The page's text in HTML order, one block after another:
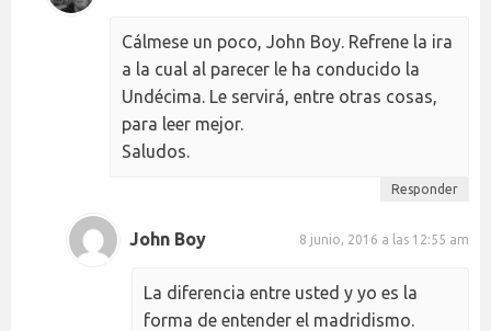
Cálmese un poco, John Boy. Refrene la ira
a la cual al parecer le ha conducido la
Undécima. Le servirá, entre otras cosas,
para leer mejor.
Saludos.
Responder
John Boy 8 junio, 2016 a las 12:55 am
La diferencia entre usted y yo es la
forma de entender el madridismo.